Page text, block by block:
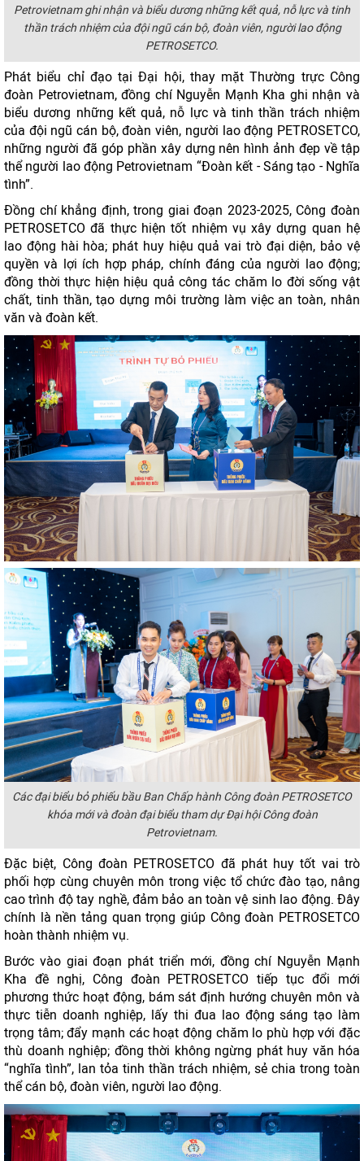
Petrovietnam ghi nhận và biểu dương những kết quả, nỗ lực và tinh
thần trách nhiệm của đội ngũ cán bộ, đoàn viên, người lao động
PETROSETCO.
Phát biểu chỉ đạo tại Đại hội, thay mặt Thường trực Công
đoàn Petrovietnam, đồng chí Nguyễn Mạnh Kha ghi nhận và
biểu dương những kết quả, nỗ lực và tinh thần trách nhiệm
của đội ngũ cán bộ, đoàn viên, người lao động PETROSETCO,
những người đã góp phần xây dựng nên hình ảnh đẹp về tập
thể người lao động Petrovietnam “Đoàn kết - Sáng tạo - Nghĩa
tình”.
Đồng chí khẳng định, trong giai đoạn 2023-2025, Công đoàn
PETROSETCO đã thực hiện tốt nhiệm vụ xây dựng quan hệ
lao động hài hòa; phát huy hiệu quả vai trò đại diện, bảo vệ
quyền và lợi ích hợp pháp, chính đáng của người lao động;
đồng thời thực hiện hiệu quả công tác chăm lo đời sống vật
chất, tinh thần, tạo dựng môi trường làm việc an toàn, nhân
văn và đoàn kết.
Các đại biểu bỏ phiếu bầu Ban Chấp hành Công đoàn PETROSETCO
khóa mới và đoàn đại biểu tham dự Đại hội Công đoàn
Petrovietnam.
Đặc biệt, Công đoàn PETROSETCO đã phát huy tốt vai trò
phối hợp cùng chuyên môn trong việc tổ chức đào tạo, nâng
cao trình độ tay nghề, đảm bảo an toàn vệ sinh lao động. Đây
chính là nền tảng quan trọng giúp Công đoàn PETROSETCO
hoàn thành nhiệm vụ.
Bước vào giai đoạn phát triển mới, đồng chí Nguyễn Mạnh
Kha đề nghị, Công đoàn PETROSETCO tiếp tục đổi mới
phương thức hoạt động, bám sát định hướng chuyên môn và
thực tiễn doanh nghiệp, lấy thi đua lao động sáng tạo làm
trọng tâm; đẩy mạnh các hoạt động chăm lo phù hợp với đặc
thù doanh nghiệp; đồng thời không ngừng phát huy văn hóa
“nghĩa tình”, lan tỏa tinh thần trách nhiệm, sẻ chia trong toàn
thể cán bộ, đoàn viên, người lao động.